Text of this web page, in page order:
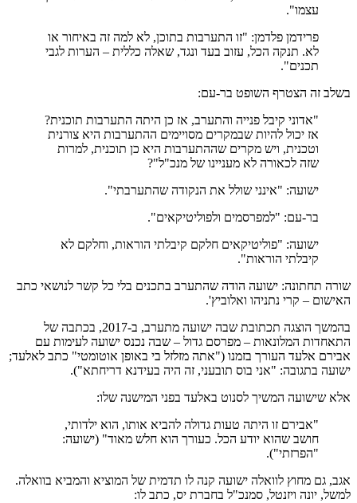
עצמו".
פרידמן פלדמן: "זו התערבות בתוכן, לא למה זה באיחור או
לא. תנקה הכל, עזוב בעד ונגד, שאלה כללית – הערות לגבי
תכנים".
בשלב זה הצטרף השופט בר-עם:
"אדוני קיבל פנייה והתערב, אז כן היתה התערבות תוכנית?
אז יכול להיות שבמקרים מסויימים ההתערבות היא צורנית
וטכנית, ויש מקרים שההתערבות היא כן תוכנית, למרות
שזה לכאורה לא מעניינו של מנכ"ל"?
ישועה: "אינני שולל את הנקודה שהתערבתי".
בר-עם: "למפרסמים ולפוליטיקאים".
ישועה: "פוליטיקאים חלקם קיבלתי הוראות, וחלקם לא
קיבלתי הוראות".
שורה תחתונה: ישועה הודה שהתערב בתכנים בלי כל קשר לנושאי כתב
האישום – קרי נתניהו ואלוביץ'.
בהמשך הוצגה תכתובת שבה ישועה מתערב, ב-2017, בכתבה של
התאחדות המלונאות – מפרסם גדול – שבה נכנס ישועה לעימות עם
אבירם אלעד העורך בזמנו ("אתה מזלזל בי באופן אוטומטי" כתב לאלעד;
ישועה בתגובה: "אני בוס תובעני, זה היה בעידנא דריחתא").
אלא שישועה המשיך לסנוט באלעד בפני המישנה שלו:
"אבירם זו היתה טעות גדולה להביא אותו, הוא ילדותי,
חושב שהוא יודע הכל. כעורך הוא חלש מאוד" (ישועה:
"הפרזתי").
אגב, גם מחוץ לוואלה ישועה קנה לו תדמית של המוציא והמביא בוואלה.
למשל, יונה ויזנטל, סמנכ"ל בחברת יס, כתב לו: